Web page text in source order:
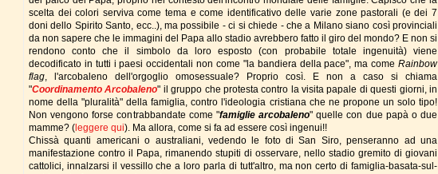
scelta dei colori serviva come tema e come identificativo delle varie zone pastorali (e dei 7
doni dello Spirito Santo, ecc..), ma possibile - ci si chiede - che a Milano siano così provinciali
da non sapere che le immagini del Papa allo stadio avrebbero fatto il giro del mondo? E non si
rendono conto che il simbolo da loro esposto (con probabile totale ingenuità) viene
decodificato in tutti i paesi occidentali non come "la bandiera della pace", ma come Rainbow
flag , l'arcobaleno dell'orgoglio omosessuale? Proprio così. E non a caso si chiama
"Coordinamento Arcobaleno" il gruppo che protesta contro la visita papale di questi giorni, in
nome della "pluralità" della famiglia, contro l'ideologia cristiana che ne propone un solo tipo!
Non vengono forse contrabbandate come "famiglie arcobaleno" quelle con due papà o due
mamme? (leggere qui). Ma allora, come si fa ad essere così ingenui!!
Chissà quanti americani o australiani, vedendo le foto di San Siro, penseranno ad una
manifestazione contro il Papa, rimanendo stupiti di osservare, nello stadio gremito di giovani
cattolici, innalzarsi il vessillo che a loro parla di tutt'altro, ma non certo di famiglia-basata-sul-